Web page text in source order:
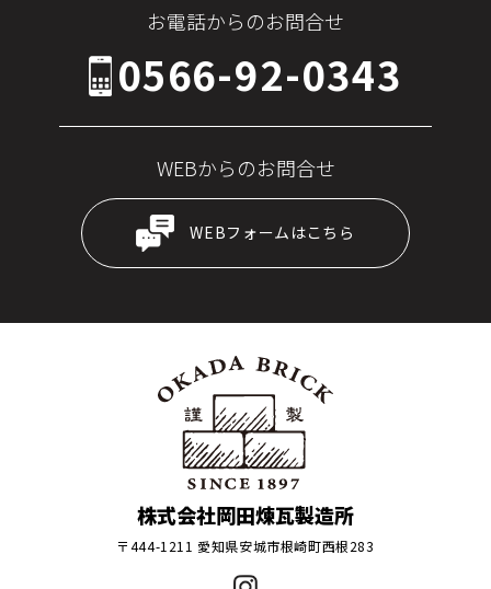
お電話からのお問合せ
0566-92-0343
WEBからのお問合せ
WEBフォームはこちら
株式会社岡田煉瓦製造所
〒444-1211 愛知県安城市根崎町西根283